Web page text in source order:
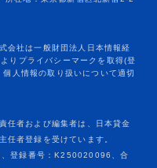
任者および編集者は、日本貸金
任者登録を受けています。
登録番号：K250020096、合